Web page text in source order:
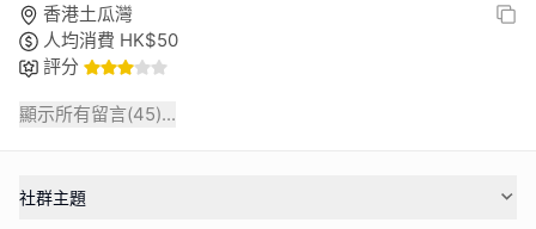
香港土瓜灣
人均消費 HK$50
評分
顯示所有留言(45)...
社群主題